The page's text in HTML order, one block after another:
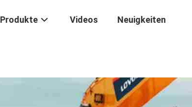
Produkte Videos Neuigkeiten